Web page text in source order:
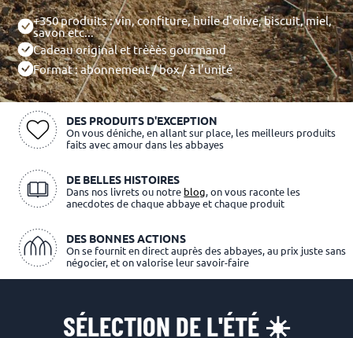
+350 produits : vin, confiture, huile d'olive, biscuit, miel,
savon etc...
Cadeau original et trèèès gourmand
Format : abonnement / box / à l'unité
DES PRODUITS D'EXCEPTION
On vous déniche, en allant sur place, les meilleurs produits
faits avec amour dans les abbayes
DE BELLES HISTOIRES
Dans nos livrets ou notre blog, on vous raconte les
anecdotes de chaque abbaye et chaque produit
DES BONNES ACTIONS
On se fournit en direct auprès des abbayes, au prix juste sans
négocier, et on valorise leur savoir-faire
SÉLECTION DE L'ÉTÉ ☀️